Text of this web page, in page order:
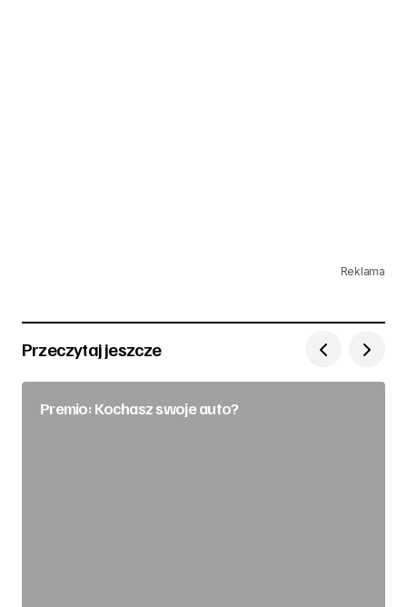
Reklama
Przeczytaj jeszcze
Premio: Kochasz swoje auto?